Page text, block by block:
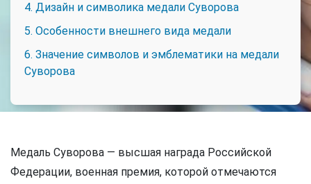
4. Дизайн и символика медали Суворова
5. Особенности внешнего вида медали
6. Значение символов и эмблематики на медали
Суворова
Медаль Суворова — высшая награда Российской
Федерации, военная премия, которой отмечаются